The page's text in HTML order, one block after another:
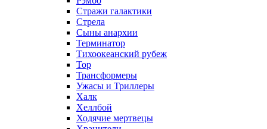
Стражи галактики
Стрела
Сыны анархии
Терминатор
Тихоокеанский рубеж
Тор
Трансформеры
Ужасы и Триллеры
Халк
Хеллбой
Ходячие мертвецы